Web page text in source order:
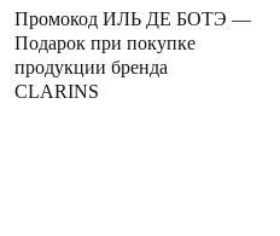
Промокод ИЛЬ ДЕ БОТЭ —
Подарок при покупке
продукции бренда
CLARINS